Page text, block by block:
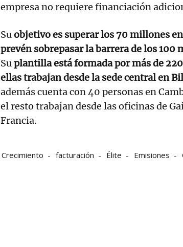
empresa no requiere financiación
Suobjetivo es superar los 70 millones
prevén sobrepasar la barrera de los 100
Suplantilla está formada por más de
ellas trabajan desde la sede central en
además cuenta con 40 personas en
el resto trabajan desde las oficinas de
Francia.
Crecimiento facturación Élite Emisiones